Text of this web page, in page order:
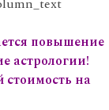
повышение
астрологии!
стоимость на